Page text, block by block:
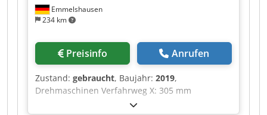
Emmelshausen
234 km
Preisinfo Anrufen
Zustand: gebraucht, Baujahr: 2019,
Drehmaschinen Verfahrweg X: 305 mm
Verfahrweg Y: 105 mm Verfahrweg Z: 0 mm